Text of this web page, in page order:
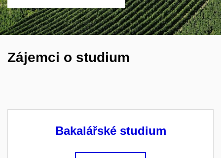
Zájemci o studium
Bakalářské studium